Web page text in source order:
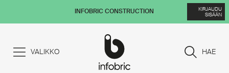
INFOBRIC CONSTRUCTION
KIRJAUDU
SISÄÄN
VALIKKO HAE